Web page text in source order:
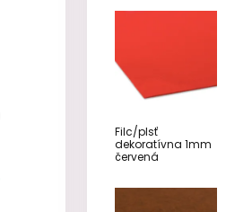
Filc/plsť
dekoratívna 1mm
červená